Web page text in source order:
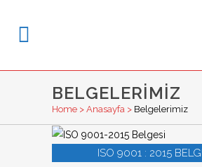
BELGELERIMIZ
Home > Anasayfa > Belgelerimiz
ISO 9001 : 2015